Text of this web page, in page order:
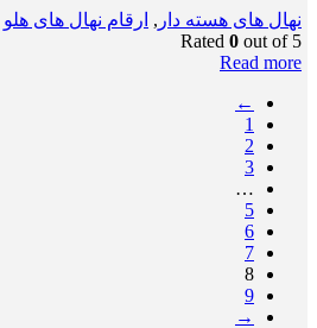
نهال های هسته دار , ارقام نهال های هلو
Rated 0 out of 5
Read more
←
1
2
3
…
5
6
7
8
9
→